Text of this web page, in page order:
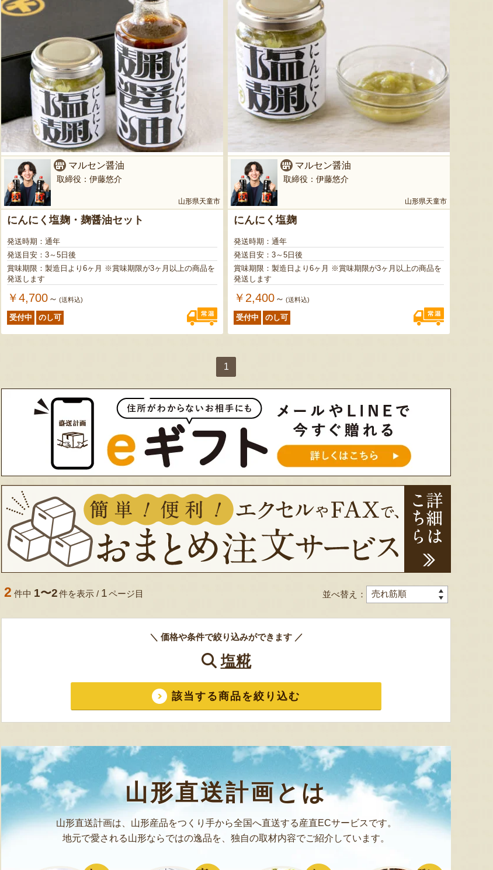
マルセン醤油
山形県天童市
取締役：伊藤悠介
にんにく塩麹・麹醤油セット
発送時期：通年
発送目安：3～5日後
賞味期限：製造日より6ヶ月 ※賞味期限が3ヶ月以上の商品を
発送します
￥4,700 ～ (送料込)
受付中 のし可
マルセン醤油
山形県天童市
取締役：伊藤悠介
にんにく塩麹
発送時期：通年
発送目安：3～5日後
賞味期限：製造日より6ヶ月 ※賞味期限が3ヶ月以上の商品を
発送します
￥2,400 ～ (送料込)
受付中 のし可
1
2 件中 1〜2件を表示 / 1ページ目 並べ替え：
＼ 価格や条件で絞り込みができます ／
塩糀
該当する商品を絞り込む
山形直送計画とは
山形直送計画は、山形産品をつくり手から全国へ直送する産直ECサービスです。
地元で愛される山形ならではの逸品を、独自の取材内容でご紹介しています。
三和油脂の看板商品「まいに
ちのこめ油」は、新鮮な国産
の「米ぬか」から作られた食
なく、食材の美味しさを引き
立てます。一度使えば、毎日
使いたくなること間違いなし
です。
果樹栽培が盛んな東根市で育
った「白桃」。あえて大玉で
はなく、美味しさや食感を重
視した「中玉」にこだわって
栽培しています。「陽夏妃」
や「川中島白桃」など、その
時期に旬の品種をお届けしま
す。
用・家庭用）
『栗原果樹園』
色とりどりのフルーツがぎゅ
っと詰まった「ミックスゼリ
ー」。色をテーマに、素材の
組み合わせやカットの仕方に
もこだわりました。箱を開け
た瞬間に笑顔になれるゼリー
は、大切な方への贈り物にも
寒河江市の肥沃な大地で育っ
たスイートコーン「おおも
の」。存在感のある大きさ
と、果物にも負けない濃厚な
甘みが特徴。朝採りをその日
のうちに発送し、鮮度そのま
まにお届けします。
予約注文：山形県産トウモロコ
こんにゃくそば（乾麺）
山形県産 尾花沢スイカ 大玉
からからせんべい からからせんべい